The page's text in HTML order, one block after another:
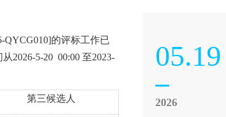
QYCG010]的评标工作已
从2026-5-20 00:00 至2023-
第三候选人
05.19
2026